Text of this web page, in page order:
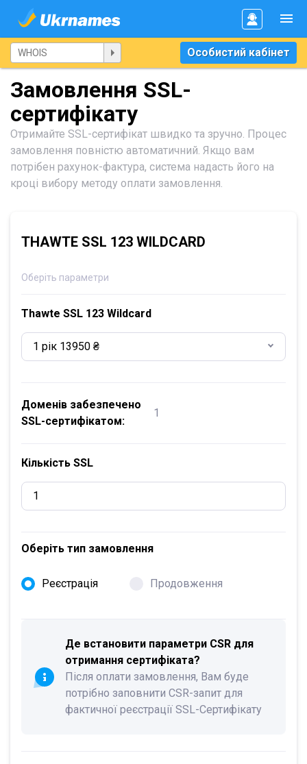
Особистий кабінет
Замовлення SSL-
сертифікату
Отримайте SSL-сертифікат швидко та зручно. Процес
замовлення повністю автоматичний. Якщо вам
потрібен рахунок-фактура, система надасть його на
кроці вибору методу оплати замовлення.
THAWTE SSL 123 WILDCARD
Оберіть параметри
Thawte SSL 123 Wildcard
1 рік 13950 ₴
Доменів забезпечено
SSL-сертифікатом:
1
Кількість SSL
Оберіть тип замовлення
Реєстрація Продовження
Де встановити параметри CSR для
отримання сертифіката?
Після оплати замовлення, Вам буде
потрібно заповнити CSR-запит для
фактичної реєстрації SSL-Сертифікату